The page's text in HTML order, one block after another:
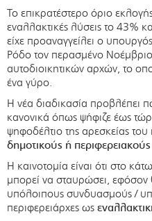
Το επικρατέστερο όριο
εναλλακτικές λύσεις το 43%
είχε προαναγγείλει ο
Ρόδο τον περασμένο
αυτοδιοικητικών αρχών, το
ένα γύρο.
Η νέα διαδικασία προβλέπει
κανονικά όπως ψήφιζε έως
ψηφοδέλτιο της αρεσκείας του
δημοτικούς ή
Η καινοτομία είναι ότι στο
μπορεί να σταυρώσει, εφόσον
υπόλοιπους συνδυασμούς /
περιφερειάρχες ως